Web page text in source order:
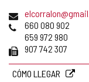
Dirección
de
correo
electrónico
Teléfonos
660 080 902
659 972 980
Fax 907 742 307
CÓMO LLEGAR